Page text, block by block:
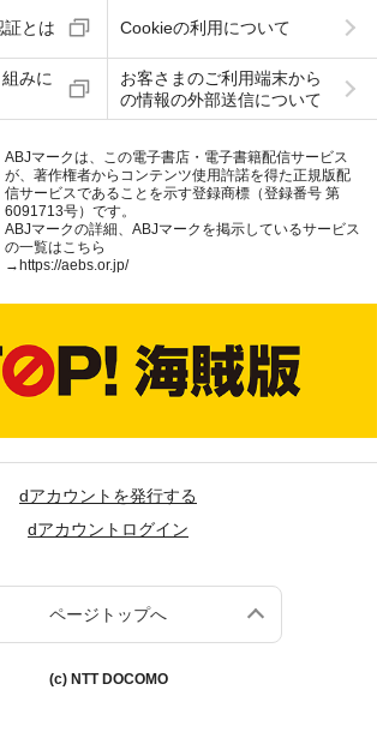
とは Cookieの利用について
みに
お客さまのご利用端末から
の情報の外部送信について
ABJマークは、この電子書店・電子書籍配信サービス
が、著作権者からコンテンツ使用許諾を得た正規版配
信サービスであることを示す登録商標（登録番号 第
6091713号）です。
ABJマークの詳細、ABJマークを掲示しているサービス
の一覧はこちら
→https://aebs.or.jp/
dアカウントを発行する
dアカウントログイン
ページトップへ
(c) NTT DOCOMO